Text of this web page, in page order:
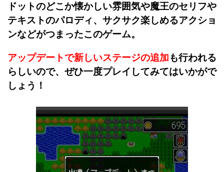
ドットのどこか懐かしい雰囲気や魔王のセリフや
テキストのパロディ、サクサク楽しめるアクショ
ンなどがつまったこのゲーム。
アップデートで新しいステージの追加も行われる
らしいので、ぜひ一度プレイしてみてはいかがで
しょう！